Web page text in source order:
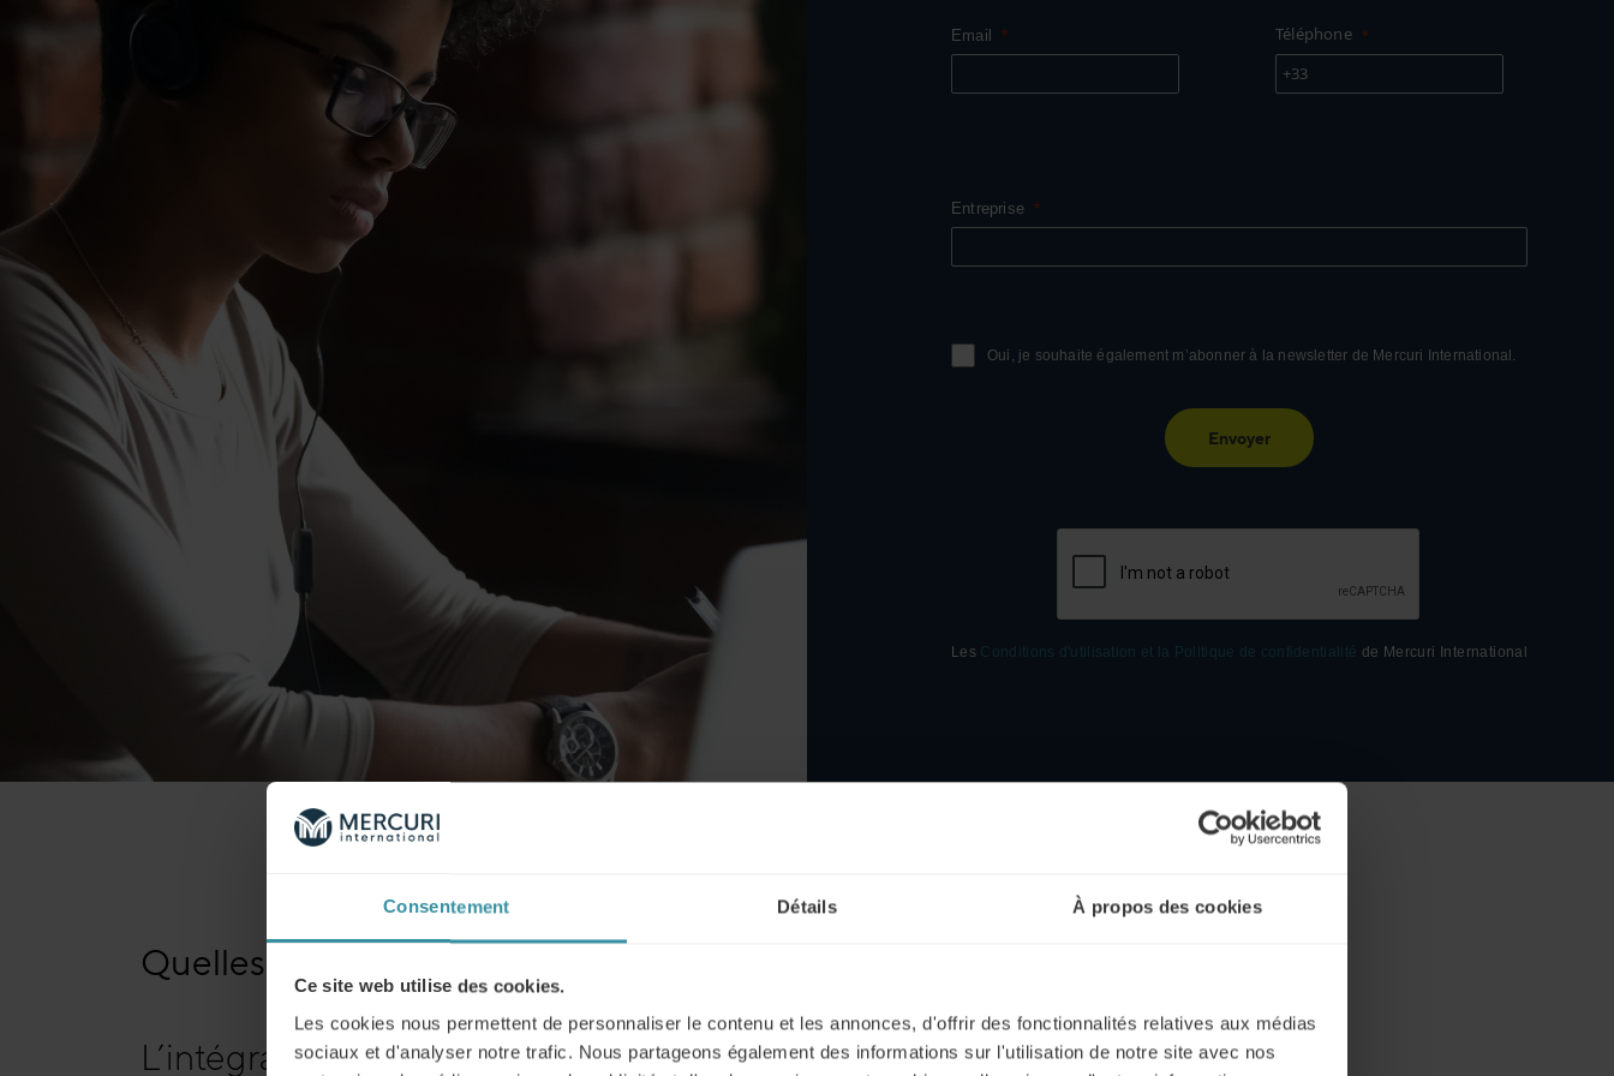
Consentement Détails À propos des cookies
Ce site web utilise des cookies.
Les cookies nous permettent de personnaliser le contenu et les annonces, d'offrir des fonctionnalités relatives aux médias
sociaux et d'analyser notre trafic. Nous partageons également des informations sur l'utilisation de notre site avec nos
Email
Téléphone
+33
Entreprise
Oui, je souhaite également m’abonner à la newsletter de Mercuri International.
Envoyer
Les Conditions d'utilisation et la Politique de confidentialité de Mercuri International
Quelles sont les tendances de la formation commerciale en 2026 ?
L’intégration de l’intelligence artificielle